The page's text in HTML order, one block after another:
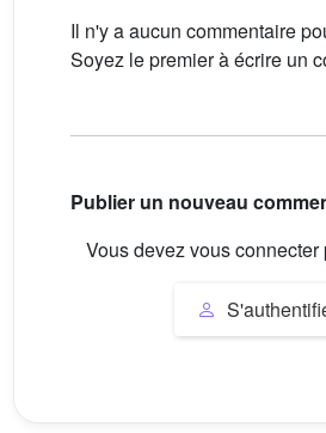
Il n'y a aucun commentaire
Soyez le premier à écrire un
Publier un nouveau
Vous devez vous connecter